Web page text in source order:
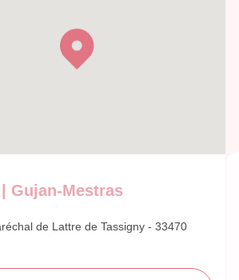
Gujan-Mestras
de Lattre de Tassigny - 33470